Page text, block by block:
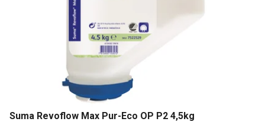
Suma Revoflow Max Pur-Eco OP P2 4,5kg